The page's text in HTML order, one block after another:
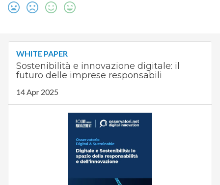
WHITE PAPER
Sostenibilità e innovazione digitale: il
futuro delle imprese responsabili
14 Apr 2025